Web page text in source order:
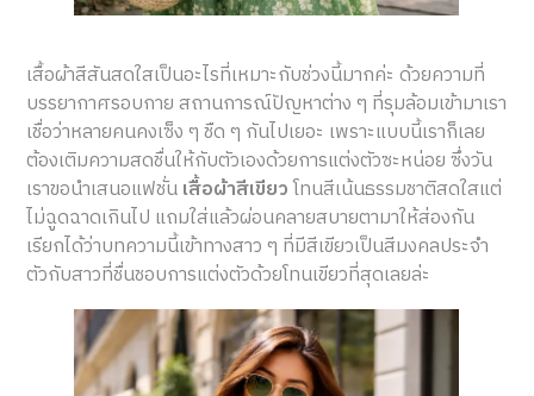
เสื้อผ้าสีสันสดใสเป็นอะไรที่เหมาะกับช่วงนี้มากค่ะ ด้วยความที่
บรรยากาศรอบกาย สถานการณ์ปัญหาต่าง ๆ ที่รุมล้อมเข้ามาเรา
เชื่อว่าหลายคนคงเซ็ง ๆ ชืด ๆ กันไปเยอะ เพราะแบบนี้เราก็เลย
ต้องเติมความสดชื่นให้กับตัวเองด้วยการแต่งตัวซะหน่อย ซึ่งวัน
เราขอนำเสนอแฟชั่นเสื้อผ้าสีเขียวโทนสีเน้นธรรมชาติสดใสแต่
ไม่ฉูดฉาดเกินไป แถมใส่แล้วผ่อนคลายสบายตามาให้ส่องกัน
เรียกได้ว่าบทความนี้เข้าทางสาว ๆ ที่มีสีเขียวเป็นสีมงคลประจำ
ตัวกับสาวที่ชื่นชอบการแต่งตัวด้วยโทนเขียวที่สุดเลยล่ะ